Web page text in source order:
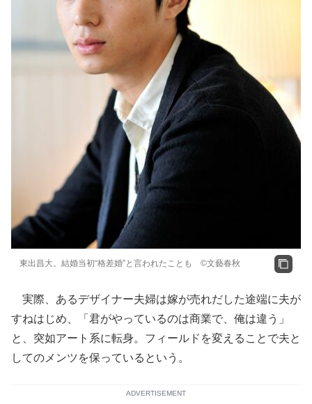
東出昌大。結婚当初“格差婚”と言われたことも ©文藝春秋
実際、あるデザイナー夫婦は嫁が売れだした途端に夫が
すねはじめ、「君がやっているのは商業で、俺は違う」
と、突如アート系に転身。フィールドを変えることで夫と
してのメンツを保っているという。
ADVERTISEMENT